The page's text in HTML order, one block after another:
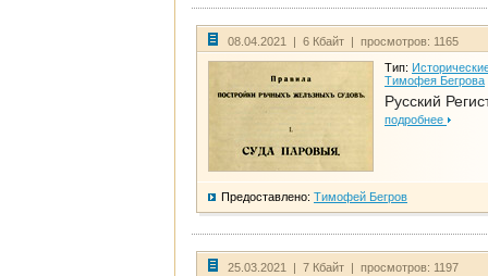
08.04.2021 | 6 Кбайт | просмотров: 1165
Тип:
Тимофея Бегрова
Русский
подробнее
Предоставлено: Тимофей Бегров
25.03.2021 | 7 Кбайт | просмотров: 1197